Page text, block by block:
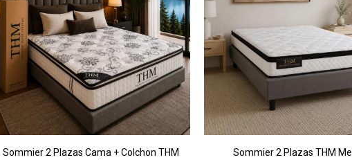
Sommier 2 Plazas Cama + Colchon THM
Sommier 2 Plazas THM